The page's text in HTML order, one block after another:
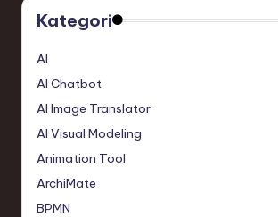
Kategori
AI
AI Chatbot
AI Image Translator
AI Visual Modeling
Animation Tool
ArchiMate
BPMN